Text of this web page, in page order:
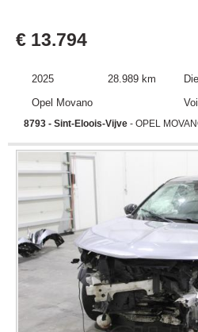
€ 13.794
2025 28.989 km
Opel Movano
8793 - Sint-Eloois-Vijve - OPEL